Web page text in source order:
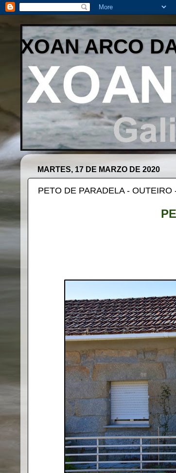
XOAN ARCO
MARTES, 17 DE MARZO DE 2020
PETO DE PARADELA - OUTEIRO